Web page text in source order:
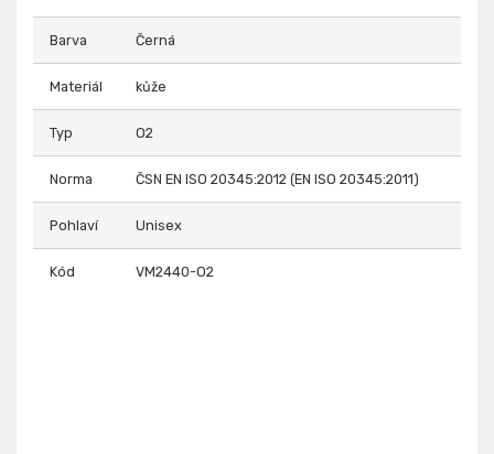
Barva Černá
Materiál kůže
Typ O2
Norma ČSN EN ISO 20345:2012 (EN ISO 20345:2011)
Pohlaví Unisex
Kód VM2440-O2